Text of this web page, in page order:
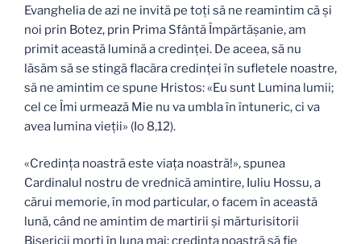
Evanghelia de azi ne invită pe toţi să ne reamintim că şi
noi prin Botez, prin Prima Sfântă Împărtăşanie, am
primit această lumină a credinţei. De aceea, să nu
lăsăm să se stingă flacăra credinţei în sufletele noastre,
să ne amintim ce spune Hristos: «Eu sunt Lumina lumii;
cel ce Îmi urmează Mie nu va umbla în întuneric, ci va
avea lumina vieţii» (Io 8,12).
«Credinţa noastră este viaţa noastră!», spunea
Cardinalul nostru de vrednică amintire, Iuliu Hossu, a
cărui memorie, în mod particular, o facem în această
lună, când ne amintim de martirii şi mărturisitorii
Bisericii morţi în luna mai: credinţa noastră să fie